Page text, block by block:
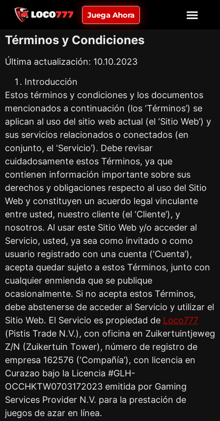
Juega Ahora
Términos y Condiciones
Última actualización: 10.10.2023
Introducción
Estos términos y condiciones y los documentos
mencionados a continuación (los ‘Términos’) se
aplican al uso del sitio web actual (el ‘Sitio Web’) y
sus servicios relacionados o conectados (en
conjunto, el ‘Servicio’). Debe revisar
cuidadosamente estos Términos, ya que
contienen información importante sobre sus
derechos y obligaciones respecto al uso del Sitio
Web y constituyen un acuerdo legal vinculante
entre usted, nuestro cliente (el ‘Cliente’), y
nosotros. Al usar este Sitio Web y/o acceder al
Servicio, usted, ya sea como invitado o como
usuario registrado con una cuenta (‘Cuenta’),
acepta quedar sujeto a estos Términos, junto con
cualquier enmienda que se publique
ocasionalmente. Si no acepta estos Términos,
debe abstenerse de acceder al Servicio y utilizar el
Sitio Web. El Servicio es propiedad de Loco777
(Pistis Trade N.V.), con oficina en Zuikertuintjeweg
Z/N (Zuikertuin Tower), número de registro de
empresa 162576 (‘Compañía’), con licencia en
Curazao bajo la Licencia #GLH-
OCCHKTW0703172023 emitida por Gaming
Services Provider N.V. para la prestación de
juegos de azar en línea.